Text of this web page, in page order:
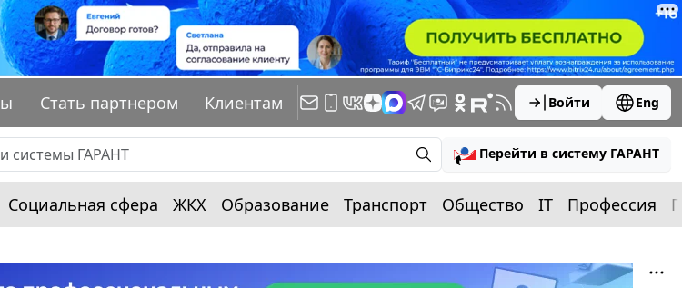
Стать партнером Клиентам Войти Eng
Перейти в систему ГАРАНТ
Социальная сфера ЖКХ Образование Транспорт Общество IT Профессия